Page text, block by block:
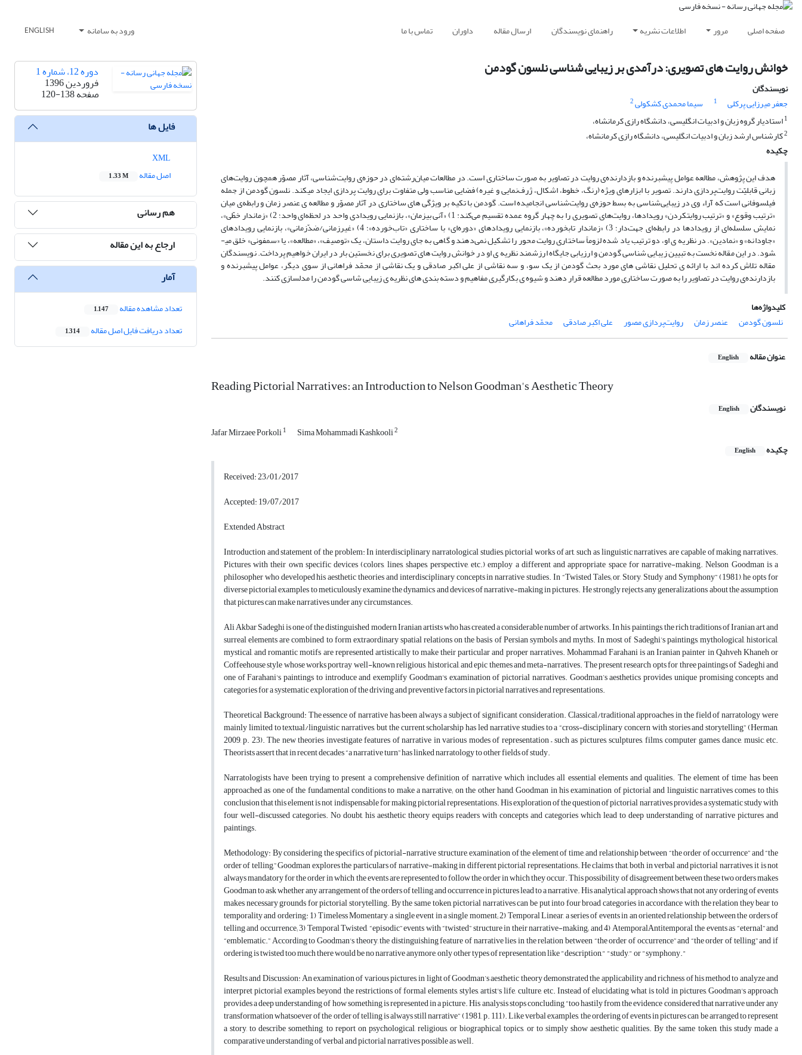
صفحه اصلی مرور اطلاعات نشریه راهنمای نویسندگان ارسال مقاله داوران تماس با ما ورود به سامانه ENGLISH
خوانش روایت های تصویری: درآمدی بر زیبایی شناسی نلسون گودمن
نویسندگان
جعفر میرزایی پرکلی
1 سیما محمدی کشکولی2
1استادیار گروه زبان و ادبیات انگلیسی، دانشگاه رازی کرمانشاه،
2کارشناس ارشد زبان و ادبیات انگلیسی، دانشگاه رازی کرمانشاه،
چکیده
هدف این پژوهش، مطالعه عوامل پیش­برنده و بازدارنده‌ی روایت در تصاویر به صورت ساختاری است. در مطالعات میان‌رشته‌ای در حوزه‌ی روایت‌شناسی، آثار مصوّر همچون روایت‌های
زبانی قابلیّت روایت‌پردازی دارند. تصویر با ابزارهای ویژه (رنگ، خطوط، اشکال، ژرف‌نمایی و غیره) فضایی مناسب ولی متفاوت برای روایت­ پردازی ایجاد می­کند. نلسون گودمن از جمله
فیلسوفانی است که آراء‌ وی در زیبایی‌شناسی به بسط حوزه‌ی روایت‌شناسی انجامیده است. گودمن با تکیه بر ویژگی ­های ساختاری در آثار مصوّر و مطالعه ­ی عنصر زمان و رابطه‌ی میان
«ترتیب وقوع» و «ترتیب روایت­کردن» رویدادها، روایت‌های تصویری را به چهار گروه عمده تقسیم می‌کند: 1) «آنی بی­زمان»، بازنمایی رویدادی واحد در لحظه‌ای واحد؛ 2) «زمان­دار خطّی»،
نمایش سلسله‌ای از رویدادها در رابطه‌ای جهت‌دار؛ 3) «زمان­دار تاب­خورده»، بازنمایی رویدادهای «دوره‌ای» با ساختاری «تاب‌خورده»؛ 4) «غیرزمانی/ضدّزمانی»، بازنمایی رویدادهای
«جاودانه» و «نمادین». در نظریه­ ی او، دو ترتیب یاد شده لزوماً ساختاری روایت‌ محور را تشکیل نمی‌دهند و گاهی به جای روایت داستان، یک «توصیف»، «مطالعه»، یا «سمفونی» خلق می­
شود. در این مقاله نخست به تبیین زیبایی ­شناسی گودمن و ارزیابی جایگاه ارزشمند نظریه ­ی او در خوانش روایت­ های تصویری برای نخستین بار در ایران خواهیم پرداخت. نویسندگان
مقاله تلاش کرده ­اند با ارائه­ ی تحلیل نقاشی ­های مورد بحث گودمن از یک سو، و سه نقاشی­ از علی اکبر صادقی و یک نقاشی از محمّد فراهانی از سوی دیگر، عوامل پیش­برنده و
بازدارنده‌ی روایت در تصاویر را به صورت ساختاری مورد مطالعه قرار دهند و شیوه ­ی بکارگیری مفاهیم و دسته­ بندی­ های نظریه ­ی زیبایی ­شاسی گودمن را مدل­سازی کنند.
کلیدواژه‌ها
نلسون گودمن
عنصر زمان روایت‌پردازی مصور علی اکبر صادقی محمّد فراهانی
عنوان مقاله English
Reading Pictorial Narratives: an Introduction to Nelson Goodman's Aesthetic Theory
نویسندگان English
Jafar Mirzaee Porkoli1 Sima Mohammadi Kashkooli2
چکیده English
Received: 23/01/2017
Accepted: 19/07/2017
Extended Abstract
Introduction and statement of the problem: In interdisciplinary narratological studies, pictorial works of art, such as linguistic narratives, are capable of making narratives.
Pictures with their own specific devices (colors, lines, shapes, perspective, etc.) employ a different and appropriate space for narrative-making. Nelson Goodman is a
philosopher who developed his aesthetic theories and interdisciplinary concepts in narrative studies. In “Twisted Tales; or, Story, Study and Symphony” (1981), he opts for
diverse pictorial examples to meticulously examine the dynamics and devices of narrative-making in pictures. He strongly rejects any generalizations about the assumption
that pictures can make narratives under any circumstances.
Ali Akbar Sadeghi is one of the distinguished modern Iranian artists who has created a considerable number of artworks. In his paintings, the rich traditions of Iranian art and
surreal elements are combined to form extraordinary spatial relations on the basis of Persian symbols and myths. In most of Sadeghi’s paintings, mythological, historical,
mystical, and romantic motifs are represented artistically to make their particular and proper narratives. Mohammad Farahani is an Iranian painter in Qahveh Khaneh or
Coffeehouse style whose works portray well-known religious, historical, and epic themes and meta-narratives. The present research opts for three paintings of Sadeghi and
one of Farahani's paintings to introduce and exemplify Goodman's examination of pictorial narratives. Goodman’s aesthetics provides unique promising concepts and
categories for a systematic exploration of the driving and preventive factors in pictorial narratives and representations.
Theoretical Background: The essence of narrative has been always a subject of significant consideration. Classical/traditional approaches in the field of narratology were
mainly limited to textual/linguistic narratives, but the current scholarship has led narrative studies to a “cross-disciplinary concern with stories and storytelling” (Herman,
2009, p. 23). The new theories investigate features of narrative in various modes of representation – such as pictures, sculptures, films, computer games, dance, music, etc.
Theorists assert that in recent decades “a narrative turn” has linked narratology to other fields of study.
Narratologists have been trying to present a comprehensive definition of narrative which includes all essential elements and qualities. The element of time has been
approached as one of the fundamental conditions to make a narrative; on the other hand, Goodman in his examination of pictorial and linguistic narratives comes to this
conclusion that this element is not indispensable for making pictorial representations. His exploration of the question of pictorial narratives provides a systematic study with
four well-discussed categories. No doubt, his aesthetic theory equips readers with concepts and categories which lead to deep understanding of narrative pictures and
paintings.
Methodology: By considering the specifics of pictorial-narrative structure, examination of the element of time, and relationship between “the order of occurrence” and “the
order of telling,” Goodman explores the particulars of narrative-making in different pictorial representations. He claims that, both in verbal and pictorial narratives, it is not
always mandatory for the order in which the events are represented to follow the order in which they occur. This possibility of disagreement between these two orders makes
Goodman to ask whether any arrangement of the orders of telling and occurrence in pictures lead to a narrative. His analytical approach shows that not any ordering of events
makes necessary grounds for pictorial storytelling. By the same token, pictorial narratives can be put into four broad categories in accordance with the relation they bear to
temporality and ordering: 1) Timeless Momentary, a single event in a single moment; 2) Temporal Linear, a series of events in an oriented relationship between the orders of
telling and occurrence; 3) Temporal Twisted, “episodic” events with “twisted” structure in their narrative-making; and 4) AtemporalAntitemporal, the events as “eternal” and
“emblematic.” According to Goodman's theory, the distinguishing feature of narrative lies in the relation between “the order of occurrence” and “the order of telling” and if
ordering is twisted too much there would be no narrative anymore, only other types of representation like "description," "study," or "symphony."
Results and Discussion: An examination of various pictures, in light of Goodman’s aesthetic theory demonstrated the applicability and richness of his method to analyze and
interpret pictorial examples beyond the restrictions of formal elements, styles, artist's life, culture, etc. Instead of elucidating what is told in pictures, Goodman's approach
provides a deep understanding of how something is represented in a picture. His analysis stops concluding “too hastily from the evidence considered that narrative under any
transformation whatsoever of the order of telling is always still narrative” (1981, p. 111). Like verbal examples, the ordering of events in pictures can be arranged to represent
a story, to describe something, to report on psychological, religious, or biographical topics, or to simply show aesthetic qualities. By the same token, this study made a
comparative understanding of verbal and pictorial narratives possible as well.
دوره 12، شماره 1
فروردین 1396
صفحه120-138
فایل ها
اصل مقاله
1.33 M
هم رسانی
ارجاع به این مقاله
آمار
تعداد مشاهده مقاله 1,147
تعداد دریافت فایل اصل مقاله 1,314